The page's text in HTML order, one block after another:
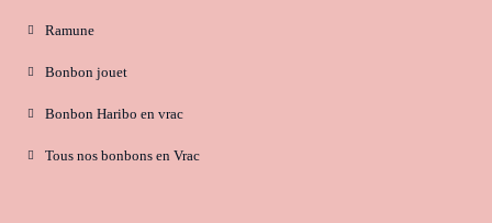
Ramune
Bonbon jouet
Bonbon Haribo en vrac
Tous nos bonbons en Vrac